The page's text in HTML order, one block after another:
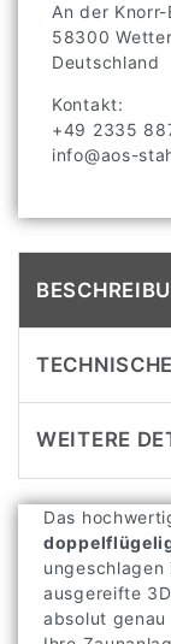
An der Knorr-
58300 Wetter
Deutschland
Kontakt:
+49 2335
info@aos-
WEITERE
Das
ausgereifte
absolut